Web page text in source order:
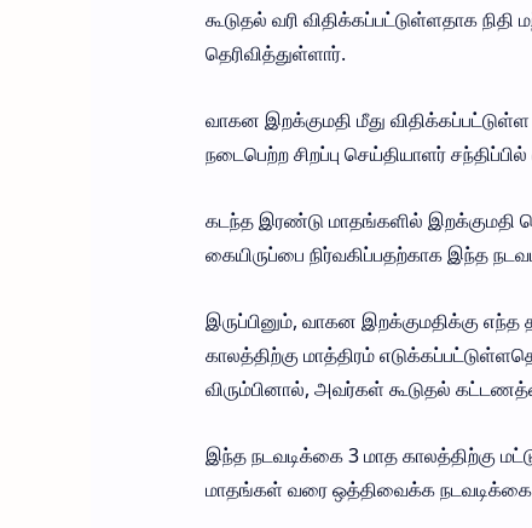
கூடுதல் வரி விதிக்கப்பட்டுள்ளதாக
தெரிவித்துள்ளார்.
வாகன இறக்குமதி மீது
நடைபெற்ற சிறப்பு செய்தியாளர்
கடந்த இரண்டு மாதங்களில் இறக்குமதி
கையிருப்பை நிர்வகிப்பதற்காக இந்த
இருப்பினும், வாகன இறக்குமதிக்கு
காலத்திற்கு மாத்திரம்
விரும்பினால், அவர்கள் கூடுதல்
இந்த நடவடிக்கை 3 மாத காலத்திற்கு
மாதங்கள் வரை ஒத்திவைக்க நடவடிக்கை